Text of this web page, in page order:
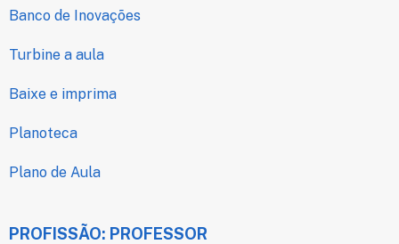
Banco de Inovações
Turbine a aula
Baixe e imprima
Planoteca
Plano de Aula
PROFISSÃO: PROFESSOR